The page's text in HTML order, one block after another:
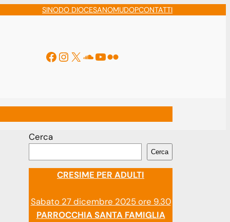
SINODO DIOCESANOMUDOPCONTATTI
Facebook
Instagram
X Soundcloud
YouTube
Flickr
Cerca
Cerca
CRESIME PER ADULTI
Sabato 27 dicembre 2025 ore 9.30
PARROCCHIA SANTA FAMIGLIA